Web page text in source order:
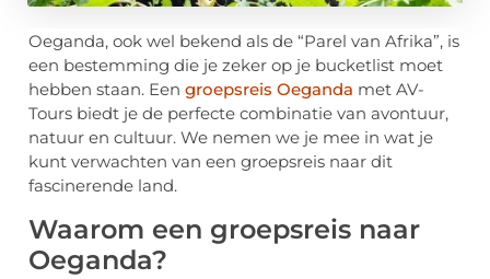
Oeganda, ook wel bekend als de “Parel van Afrika”, is
een bestemming die je zeker op je bucketlist moet
hebben staan. Een groepsreis Oeganda met AV-
Tours biedt je de perfecte combinatie van avontuur,
natuur en cultuur. We nemen we je mee in wat je
kunt verwachten van een groepsreis naar dit
fascinerende land.
Waarom een groepsreis naar
Oeganda?